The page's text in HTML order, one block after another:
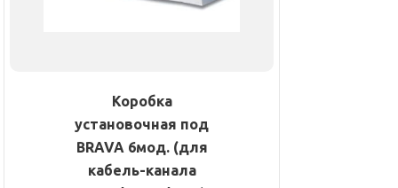
Коробка
установочная под
BRAVA 6мод. (для
кабель-канала